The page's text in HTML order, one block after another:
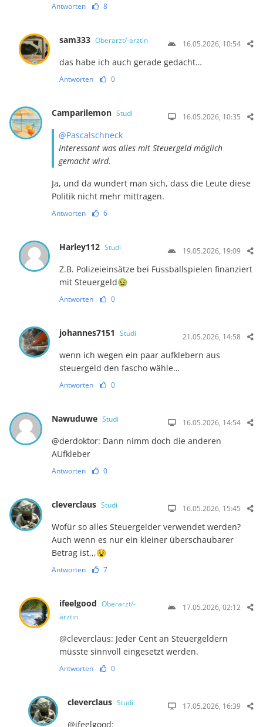
Antworten 8
sam333 Oberarzt/-ärztin 16.05.2026, 10:54
das habe ich auch gerade gedacht…
Antworten 0
Camparilemon Studi 16.05.2026, 10:35
@Pascalschneck
Interessant was alles mit Steuergeld möglich
gemacht wird.
Ja, und da wundert man sich, dass die Leute diese
Politik nicht mehr mittragen.
Antworten 6
Harley112 Studi 19.05.2026, 19:09
Z.B. Polizeieinsätze bei Fussballspielen finanziert
mit Steuergeld🤢
Antworten 0
johannes7151 Studi 21.05.2026, 14:58
wenn ich wegen ein paar aufklebern aus
steuergeld den fascho wähle…
Antworten 0
Nawuduwe Studi 16.05.2026, 14:54
@derdoktor: Dann nimm doch die anderen
AUfkleber
Antworten 0
cleverclaus Studi 16.05.2026, 15:45
Wofür so alles Steuergelder verwendet werden?
Auch wenn es nur ein kleiner überschaubarer
Betrag ist,,,😵
Antworten 7
ifeelgood Oberarzt/-
ärztin
17.05.2026, 02:12
@cleverclaus: Jeder Cent an Steuergeldern
müsste sinnvoll eingesetzt werden.
Antworten 0
cleverclaus Studi 17.05.2026, 16:39
@ifeelgood: